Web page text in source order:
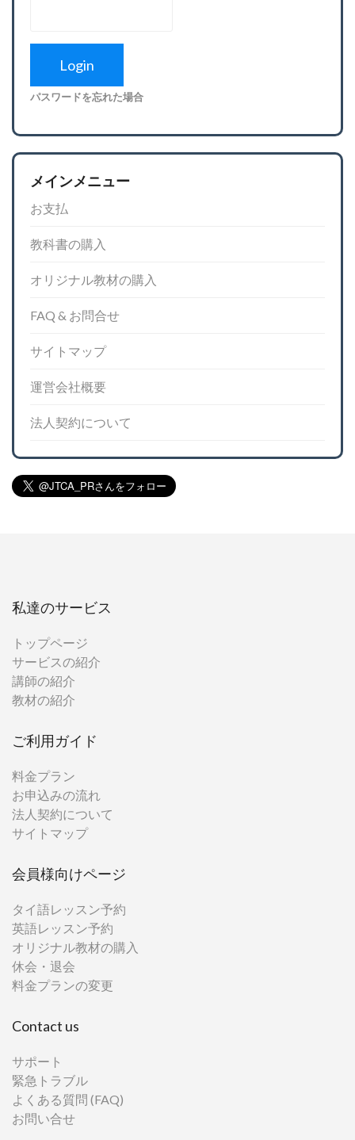
パスワードを忘れた場合
メインメニュー
お支払
教科書の購入
オリジナル教材の購入
FAQ & お問合せ
サイトマップ
運営会社概要
法人契約について
私達のサービス
トップページ
サービスの紹介
講師の紹介
教材の紹介
ご利用ガイド
料金プラン
お申込みの流れ
法人契約について
サイトマップ
会員様向けページ
タイ語レッスン予約
英語レッスン予約
オリジナル教材の購入
休会・退会
料金プランの変更
Contact us
サポート
緊急トラブル
よくある質問 (FAQ)
お問い合せ